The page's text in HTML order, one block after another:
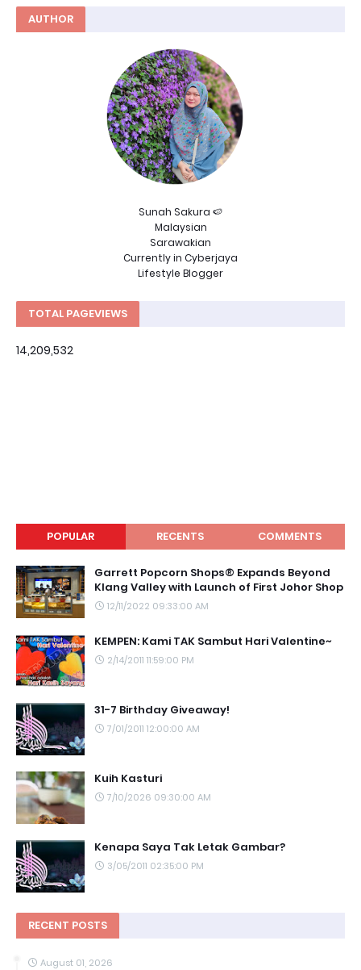
AUTHOR
Sunah Sakura 🍉
Malaysian
Sarawakian
Currently in Cyberjaya
Lifestyle Blogger
TOTAL PAGEVIEWS
14,209,532
POPULAR RECENTS COMMENTS
Garrett Popcorn Shops® Expands Beyond
Klang Valley with Launch of First Johor Shop
12/11/2022 09:33:00 AM
KEMPEN: Kami TAK Sambut Hari Valentine~
2/14/2011 11:59:00 PM
31-7 Birthday Giveaway!
7/01/2011 12:00:00 AM
Kuih Kasturi
7/10/2026 09:30:00 AM
Kenapa Saya Tak Letak Gambar?
3/05/2011 02:35:00 PM
RECENT POSTS
August 01, 2026